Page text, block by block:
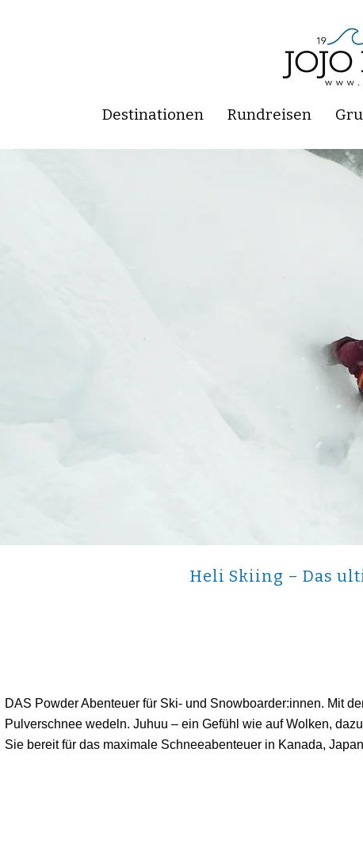
Destinationen Rundreisen
Heli Skiing – Das
DAS Powder Abenteuer für Ski- und Snowboarder:innen. Mit
Pulverschnee wedeln. Juhuu – ein Gefühl wie auf Wolken,
Sie bereit für das maximale Schneeabenteuer in Kanada,